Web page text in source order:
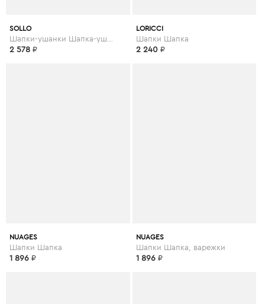
SOLLO
2 578 ₽
LORICCI
Шапки Шапка
2 240 ₽
NUAGES
Шапки Шапка
1 896 ₽
NUAGES
Шапки Шапка, варежки
1 896 ₽